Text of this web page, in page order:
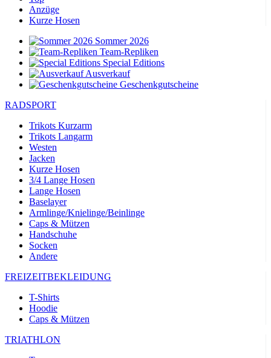
Anzüge
Kurze Hosen
Sommer 2026
Team-Repliken
Special Editions
Ausverkauf
Geschenkgutscheine
RADSPORT
Trikots Kurzarm
Trikots Langarm
Westen
Jacken
Kurze Hosen
3/4 Lange Hosen
Lange Hosen
Baselayer
Armlinge/Knielinge/Beinlinge
Caps & Mützen
Handschuhe
Socken
Andere
FREIZEITBEKLEIDUNG
T-Shirts
Hoodie
Caps & Mützen
TRIATHLON